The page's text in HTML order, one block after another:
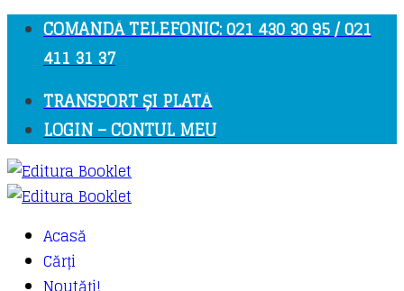
COMANDĂ TELEFONIC: 021 430 30 95 / 021
411 31 37
TRANSPORT ȘI PLATĂ
LOGIN – CONTUL MEU
Acasă
Cărți